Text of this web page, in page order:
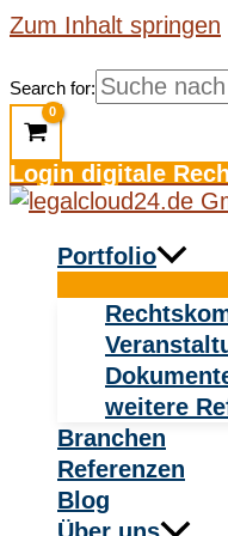
Zum Inhalt springen
Search for:
Login digitale
Portfolio
weitere
Branchen
Referenzen
Blog